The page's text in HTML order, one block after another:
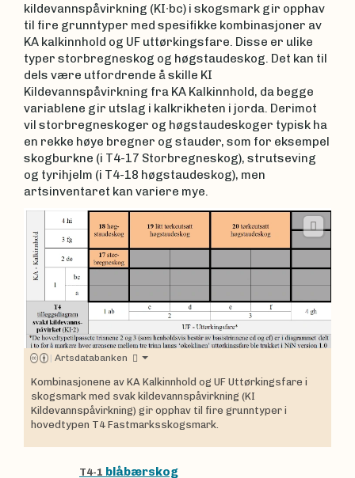
kildevannspåvirkning (KI∙bc) i skogsmark gir opphav
til fire grunntyper med spesifikke kombinasjoner av
KA kalkinnhold og UF uttørkingsfare. Disse er ulike
typer storbregneskog og høgstaudeskog. Det kan til
dels være utfordrende å skille KI
Kildevannspåvirkning fra KA Kalkinnhold, da begge
variablene gir utslag i kalkrikheten i jorda. Derimot
vil storbregneskoger og høgstaudeskoger typisk ha
en rekke høye bregner og stauder, som for eksempel
skogburkne (i T4-17 Storbregneskog), strutseving
og tyrihjelm (i T4-18 høgstaudeskog), men
artsinventaret kan variere mye.
| Artsdatabanken
Kombinasjonene av KA Kalkinnhold og UF Uttørkingsfare i
skogsmark med svak kildevannspåvirkning (KI
Kildevannspåvirkning) gir opphav til fire grunntyper i
hovedtypen T4 Fastmarksskogsmark.
T4-1 blåbærskog